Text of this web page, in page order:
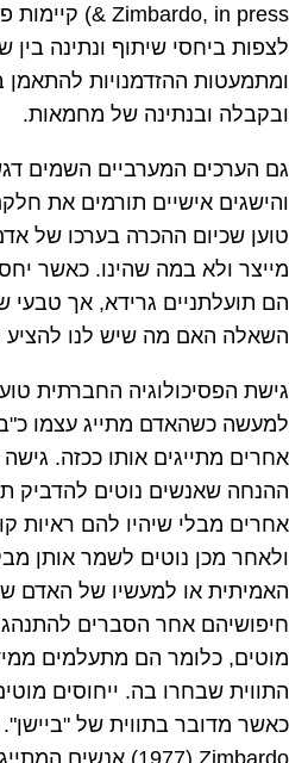
& Zimbardo, in press) קיימות
לצפות ביחסי שיתוף ונתינה בין
ומתמעטות ההזדמנויות
ובקבלה ובנתינה של מחמאות.
גם הערכים המערביים השמים
והישגים אישיים תורמים את
טוען שכיום ההכרה בערכו של
מייצר ולא במה שהינו. כאשר
הם תועלתניים גרידא, אך טבעי
השאלה האם מה שיש לנו להציע
גישת הפסיכולוגיה החברתית
למעשה כשהאדם מתייג עצמו
אחרים מתייגים אותו ככזה. גישה
ההנחה שאנשים נוטים להדביק
אחרים מבלי שיהיו להם ראיות
ולאחר מכן נוטים לשמר אותן
האמיתית או למעשיו של האדם
חיפושיהם אחר הסברים
מוטים, כלומר הם מתעלמים
התווית שבחרו בה. ייחוסים
כאשר מדובר בתווית של "ביישן".
Zimbardo
(1977) אנשים